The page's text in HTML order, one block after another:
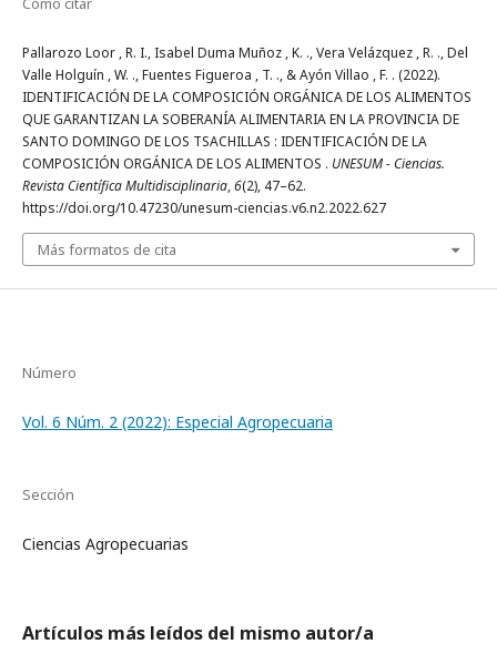
Pallarozo Loor , R. I., Isabel Duma Muñoz , K. ., Vera Velázquez , R. ., Del
Valle Holguí­n , W. ., Fuentes Figueroa , T. ., & Ayón Villao , F. . (2022).
IDENTIFICACIÓN DE LA COMPOSICIÓN ORGÁNICA DE LOS ALIMENTOS
QUE GARANTIZAN LA SOBERANÍA ALIMENTARIA EN LA PROVINCIA DE
SANTO DOMINGO DE LOS TSACHILLAS : IDENTIFICACIÓN DE LA
COMPOSICIÓN ORGÁNICA DE LOS ALIMENTOS . UNESUM - Ciencias.
Revista Científica Multidisciplinaria,6(2), 47–62.
https://doi.org/10.47230/unesum-ciencias.v6.n2.2022.627
Más formatos de cita
Número
Vol. 6 Núm. 2 (2022): Especial Agropecuaria
Sección
Ciencias Agropecuarias
Artículos más leídos del mismo autor/a